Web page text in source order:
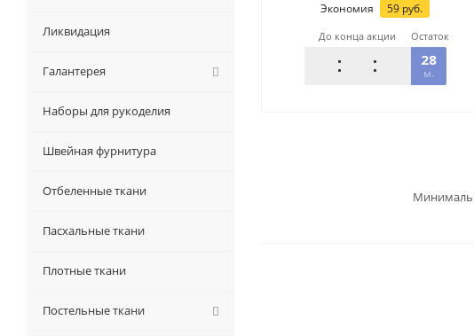
Экономия 59 руб.
До конца акции Остаток
28
м.
Ликвидация
Галантерея
Наборы для рукоделия
Швейная фурнитура
Отбеленные ткани
Пасхальные ткани
Плотные ткани
Постельные ткани